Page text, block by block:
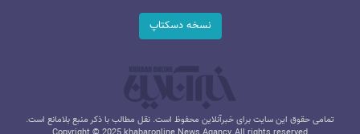
نسخه دسکتاپ
تمامی حقوق این سایت برای خبرآنلاین محفوظ است. نقل مطالب با ذکر منبع بلامانع است.